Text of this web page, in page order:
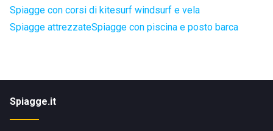
Spiagge con corsi di kitesurf windsurf e vela
Spiagge attrezzateSpiagge con piscina e posto barca
Spiagge.it